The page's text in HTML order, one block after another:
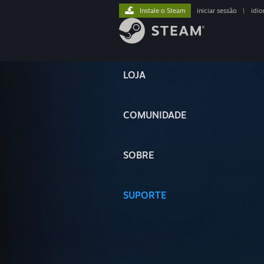
LOJA
COMUNIDADE
SOBRE
SUPORTE
Instale o Steam iniciar sessão